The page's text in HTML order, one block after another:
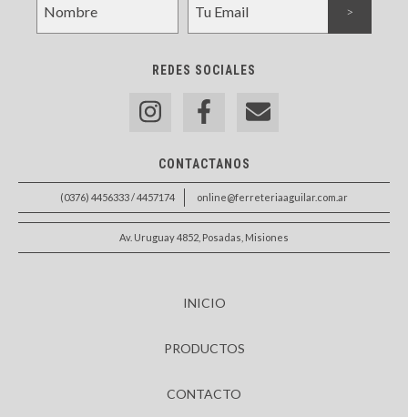
REDES SOCIALES
CONTACTANOS
(0376) 4456333 / 4457174 online@ferreteriaaguilar.com.ar
Av. Uruguay 4852, Posadas, Misiones
INICIO
PRODUCTOS
CONTACTO